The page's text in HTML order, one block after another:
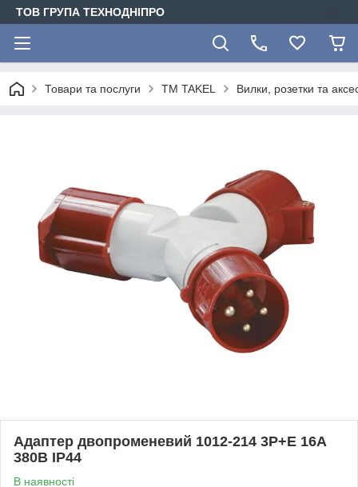
ТОВ ГРУПА ТЕХНОДНІПРО
Товари та послуги TM TAKEL Вилки, розетки та
Адаптер двопроменевий 1012-214 3Р+Е 16А
380В IP44
В наявності